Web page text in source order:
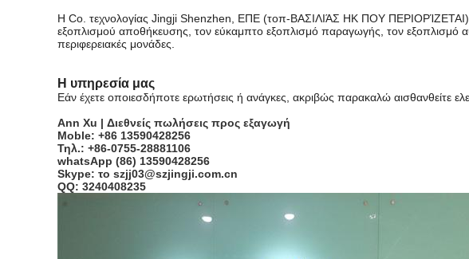
Η Co. τεχνολογίας Jingji Shenzhen, ΕΠΕ (τοπ-ΒΑΣΙΛΙΆΣ HK ΠΟΥ ΠΕΡΙΟΡΊΖΕΤΑΙ)
εξοπλισμού αποθήκευσης, τον εύκαμπτο εξοπλισμό παραγωγής, τον εξοπλισμό
περιφερειακές μονάδες.
Η υπηρεσία μας
Εάν έχετε οποιεσδήποτε ερωτήσεις ή ανάγκες, ακριβώς παρακαλώ αισθανθείτε
Ann Xu | Διεθνείς πωλήσεις προς εξαγωγή
Moble: +86 13590428256
Τηλ.: +86-0755-28881106
whatsApp (86) 13590428256
Skype: το szjj03@szjingji.com.cn
QQ: 3240408235